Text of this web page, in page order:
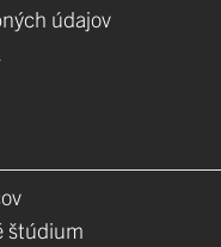
údajov
štúdium